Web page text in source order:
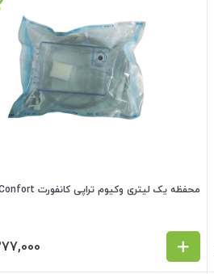
محفظه یک لیتری وکیوم تراپی کانفورت Confort